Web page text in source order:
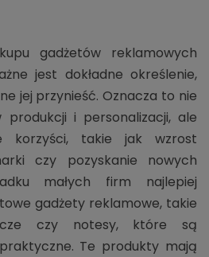
gadżetów reklamowych
jest dokładne określenie,
jej przynieść. Oznacza to nie
i personalizacji, ale
korzyści, takie jak wzrost
czy pozyskanie nowych
małych firm najlepiej
gadżety reklamowe, takie
czy notesy, które są
Te produkty mają